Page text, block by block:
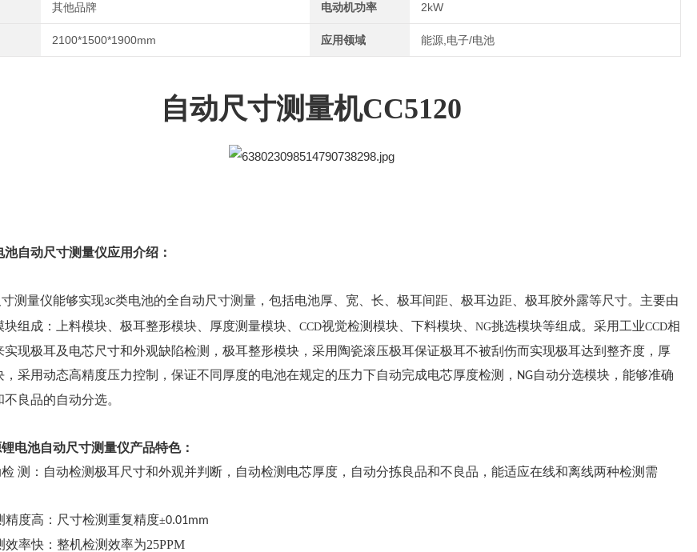
其他品牌 电动机功率 2kW
2100*1500*1900mm 应用领域 能源,电子/电池
自动尺寸测量机CC5120
池自动尺寸测量仪应用介绍：
测量仪能够实现3C类电池的全自动尺寸测量，包括电池厚、宽、长、极耳间距、极耳边距、极耳胶外露等尺寸。主要由
块组成：上料模块、极耳整形模块、厚度测量模块、CCD视觉检测模块、下料模块 、NG挑选模块等组成。采用工业CCD相
实现极耳及电芯尺寸和外观缺陷检测，极耳整形模块，采用陶瓷滚压极耳保证极耳不被刮伤而实现极耳达到整齐度，厚
，采用动态高精度压力控制，保证不同厚度的电池在规定的压力下自动完成电芯厚度检测， NG自动分选模块，能够准确
良品的自动分选。
电池自动尺寸测量仪产品特色：
测：自动检测极耳尺寸和外观并判断，自动检测电芯厚度，自动分拣良品和不良品，能适应在线和离线两种检测需
精度高：尺寸检测重复精度±0.01mm
效率快：整机检测效率为25PPM